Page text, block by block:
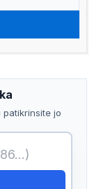
patikrinsite jo